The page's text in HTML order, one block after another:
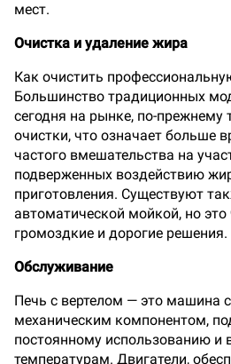
мест.
Очистка и удаление жира
Как очистить
Большинство традиционных
сегодня на рынке, по-прежнему
очистки, что означает больше
частого вмешательства на
подверженных воздействию
приготовления. Существуют
автоматической мойкой, но это
громоздкие и дорогие решения.
Обслуживание
Печь с вертелом — это машина
механическим компонентом,
постоянному использованию и
температурам. Двигатели,